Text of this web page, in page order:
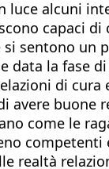
luce alcuni
capaci
sentono un
data la fase
di
avere buone
come le
realtà